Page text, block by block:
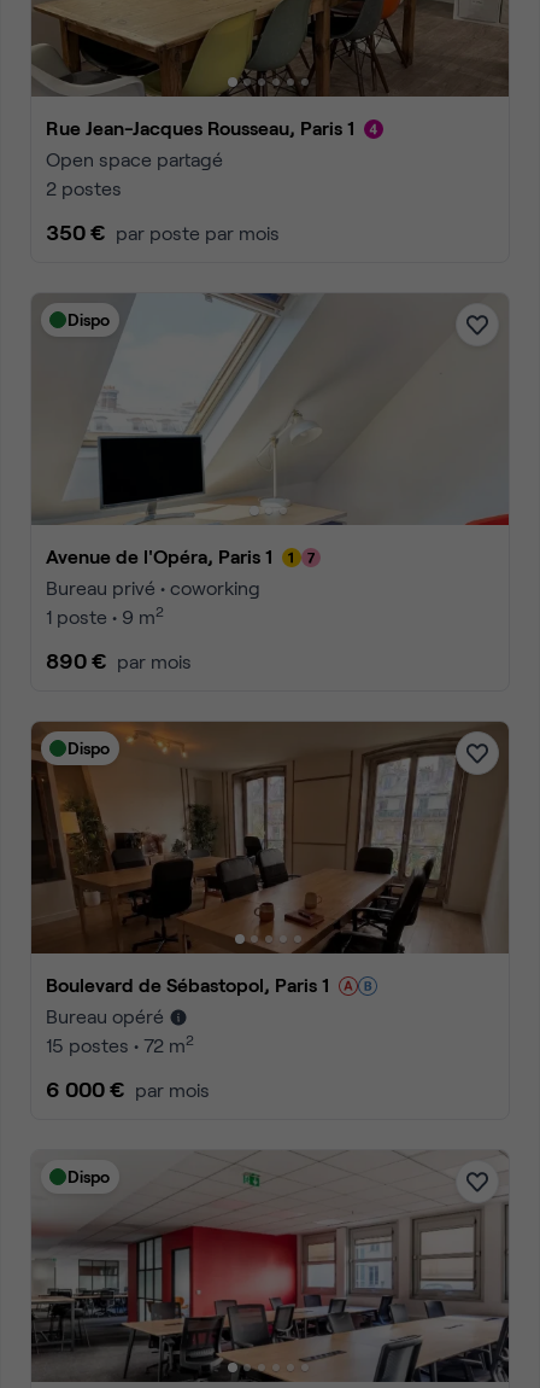
Rue Jean-Jacques Rousseau, Paris 1
Open space partagé
2 postes
350 € par poste par mois
Dispo
Avenue de l'Opéra, Paris 1
Bureau privé • coworking
1 poste • 9 m2
890 € par mois
Dispo
Boulevard de Sébastopol, Paris 1
Bureau opéré
15 postes • 72 m2
6 000 € par mois
Dispo